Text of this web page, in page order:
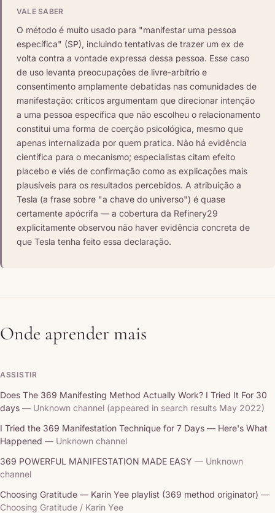
VALE SABER
O método é muito usado para "manifestar uma pessoa
específica" (SP), incluindo tentativas de trazer um ex de
volta contra a vontade expressa dessa pessoa. Esse caso
de uso levanta preocupações de livre-arbítrio e
consentimento amplamente debatidas nas comunidades de
manifestação: críticos argumentam que direcionar intenção
a uma pessoa específica que não escolheu o relacionamento
constitui uma forma de coerção psicológica, mesmo que
apenas internalizada por quem pratica. Não há evidência
científica para o mecanismo; especialistas citam efeito
placebo e viés de confirmação como as explicações mais
plausíveis para os resultados percebidos. A atribuição a
Tesla (a frase sobre "a chave do universo") é quase
certamente apócrifa — a cobertura da Refinery29
explicitamente observou não haver evidência concreta de
que Tesla tenha feito essa declaração.
Onde aprender mais
ASSISTIR
Does The 369 Manifesting Method Actually Work? I Tried It For 30
days — Unknown channel (appeared in search results May 2022)
I Tried the 369 Manifestation Technique for 7 Days — Here's What
Happened — Unknown channel
369 POWERFUL MANIFESTATION MADE EASY — Unknown
channel
Choosing Gratitude — Karin Yee playlist (369 method originator) —
Choosing Gratitude / Karin Yee